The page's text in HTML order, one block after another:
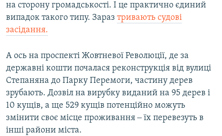
на сторону громадськості. І це практично єдиний
випадок такого типу. Зараз тривають судові
засідання.
А ось на проспекті Жовтневої Революції, де за
державні кошти почалася реконструкція від вулиці
Степаняна до Парку Перемоги, частину дерев
зрубають. Дозвіл на вирубку виданий на 95 дерев і
10 кущів, а ще 529 кущів потенційно можуть
змінити своє місце проживання ‒ їх перевезуть в
інші райони міста.